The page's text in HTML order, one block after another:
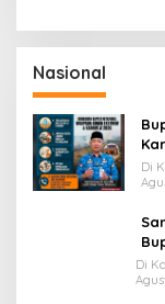
Nasional
Di
Di